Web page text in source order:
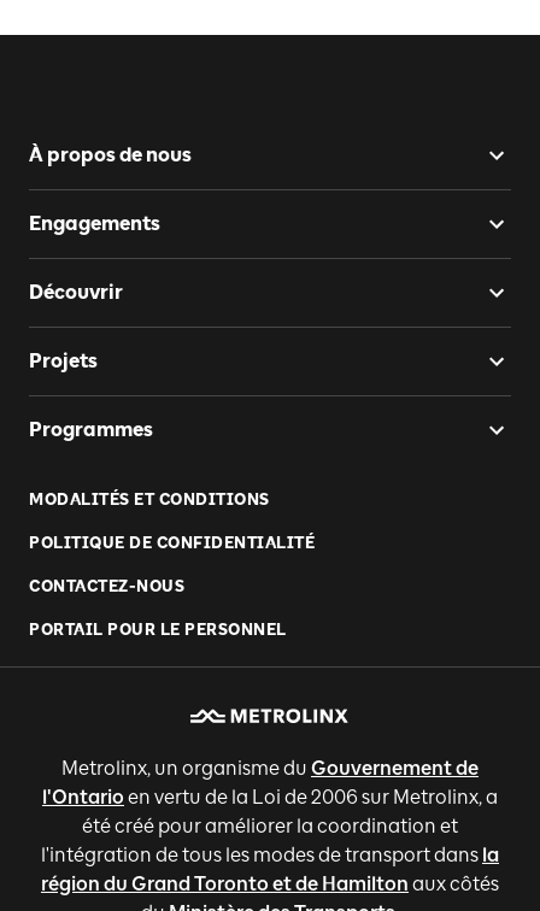
À propos de nous
Engagements
Découvrir
Projets
Programmes
MODALITÉS ET CONDITIONS
POLITIQUE DE CONFIDENTIALITÉ
CONTACTEZ-NOUS
PORTAIL POUR LE PERSONNEL
Metrolinx, un organisme du Gouvernement de
l'Ontario en vertu de la Loi de 2006 sur Metrolinx, a
été créé pour améliorer la coordination et
l'intégration de tous les modes de transport dans la
région du Grand Toronto et de Hamilton aux côtés